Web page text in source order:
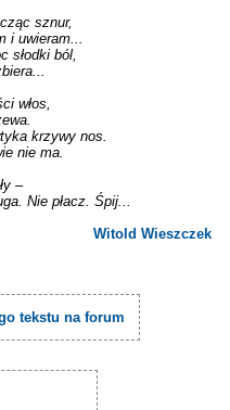
sznur,
i uwieram...
słodki ból,
włos,
krzywy nos.
nie ma.
–
Nie płacz. Śpij...
Witold Wieszczek
tekstu na forum